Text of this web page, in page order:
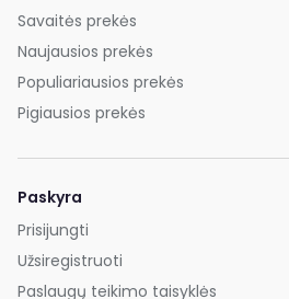
Savaitės prekės
Naujausios prekės
Populiariausios prekės
Pigiausios prekės
Paskyra
Prisijungti
Užsiregistruoti
Paslaugų teikimo taisyklės